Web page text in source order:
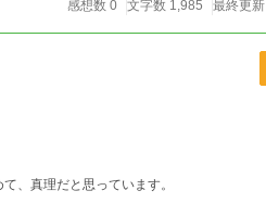
感想数 0 文字数 1,985 最終更
、真理だと思っています。